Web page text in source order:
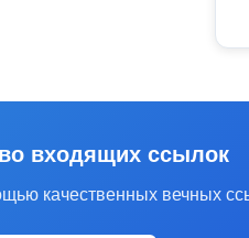
входящих ссылок
качественных вечных